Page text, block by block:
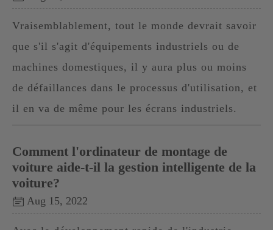
Vraisemblablement, tout le monde devrait savoir
que s'il s'agit d'équipements industriels ou de
machines domestiques, il y aura plus ou moins
de défaillances dans le processus d'utilisation, et
il en va de même pour les écrans industriels.
Comment l'ordinateur de montage de
voiture aide-t-il la gestion intelligente de la
voiture?
Aug 15, 2022